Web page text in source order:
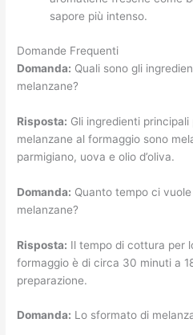
sapore più intenso.
Domande Frequenti
Domanda: Quali sono gli
melanzane?
Risposta: Gli ingredienti
melanzane al formaggio sono
parmigiano, uova e olio d’oliva.
Domanda: Quanto tempo ci
melanzane?
Risposta: Il tempo di cottura per
formaggio è di circa 30 minuti a
preparazione.
Domanda: Lo sformato di